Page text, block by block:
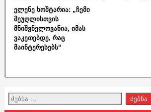
ელენე ხოშტარია: „ჩემი
მეუღლისთვის
მნიშვნელოვანია, იმას
ვაკეთებდე, რაც
მაინტერესებს“